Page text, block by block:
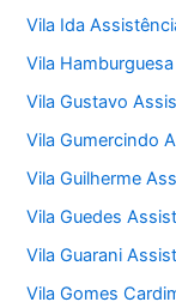
Vila Ida
Vila
Vila Gustavo
Vila Gumercindo
Vila Guilherme
Vila Guedes
Vila Guarani
Vila Gomes